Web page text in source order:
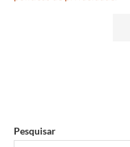
Pesquisar